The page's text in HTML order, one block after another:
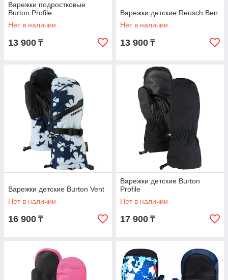
Варежки подростковые
Burton Profile
Нет в наличии
13 900 ₸
Варежки детские Reusch Ben
Нет в наличии
13 900 ₸
Варежки детские Burton Vent
Нет в наличии
16 900 ₸
Варежки детские Burton
Profile
Нет в наличии
17 900 ₸